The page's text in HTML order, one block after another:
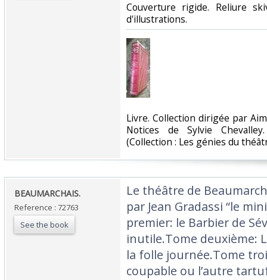
‎Couverture rigide. Reliure
d'illustrations.‎
‎Livre. Collection dirigée par
Notices de Sylvie
(Collection : Les génies du
‎BEAUMARCHAIS.‎
Reference : 72763
See the book
‎Le théâtre de
par Jean Gradassi “le
premier: le Barbier de
inutile.Tome deuxième:
la folle journée.Tome
coupable ou l’autre